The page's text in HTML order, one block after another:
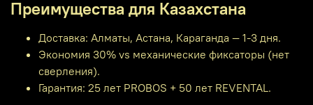
Преимущества для Казахстана
Доставка: Алматы, Астана, Караганда — 1-3 дня.
Экономия 30% vs механические фиксаторы (нет
сверления).
Гарантия: 25 лет PROBOS + 50 лет REVENTAL.